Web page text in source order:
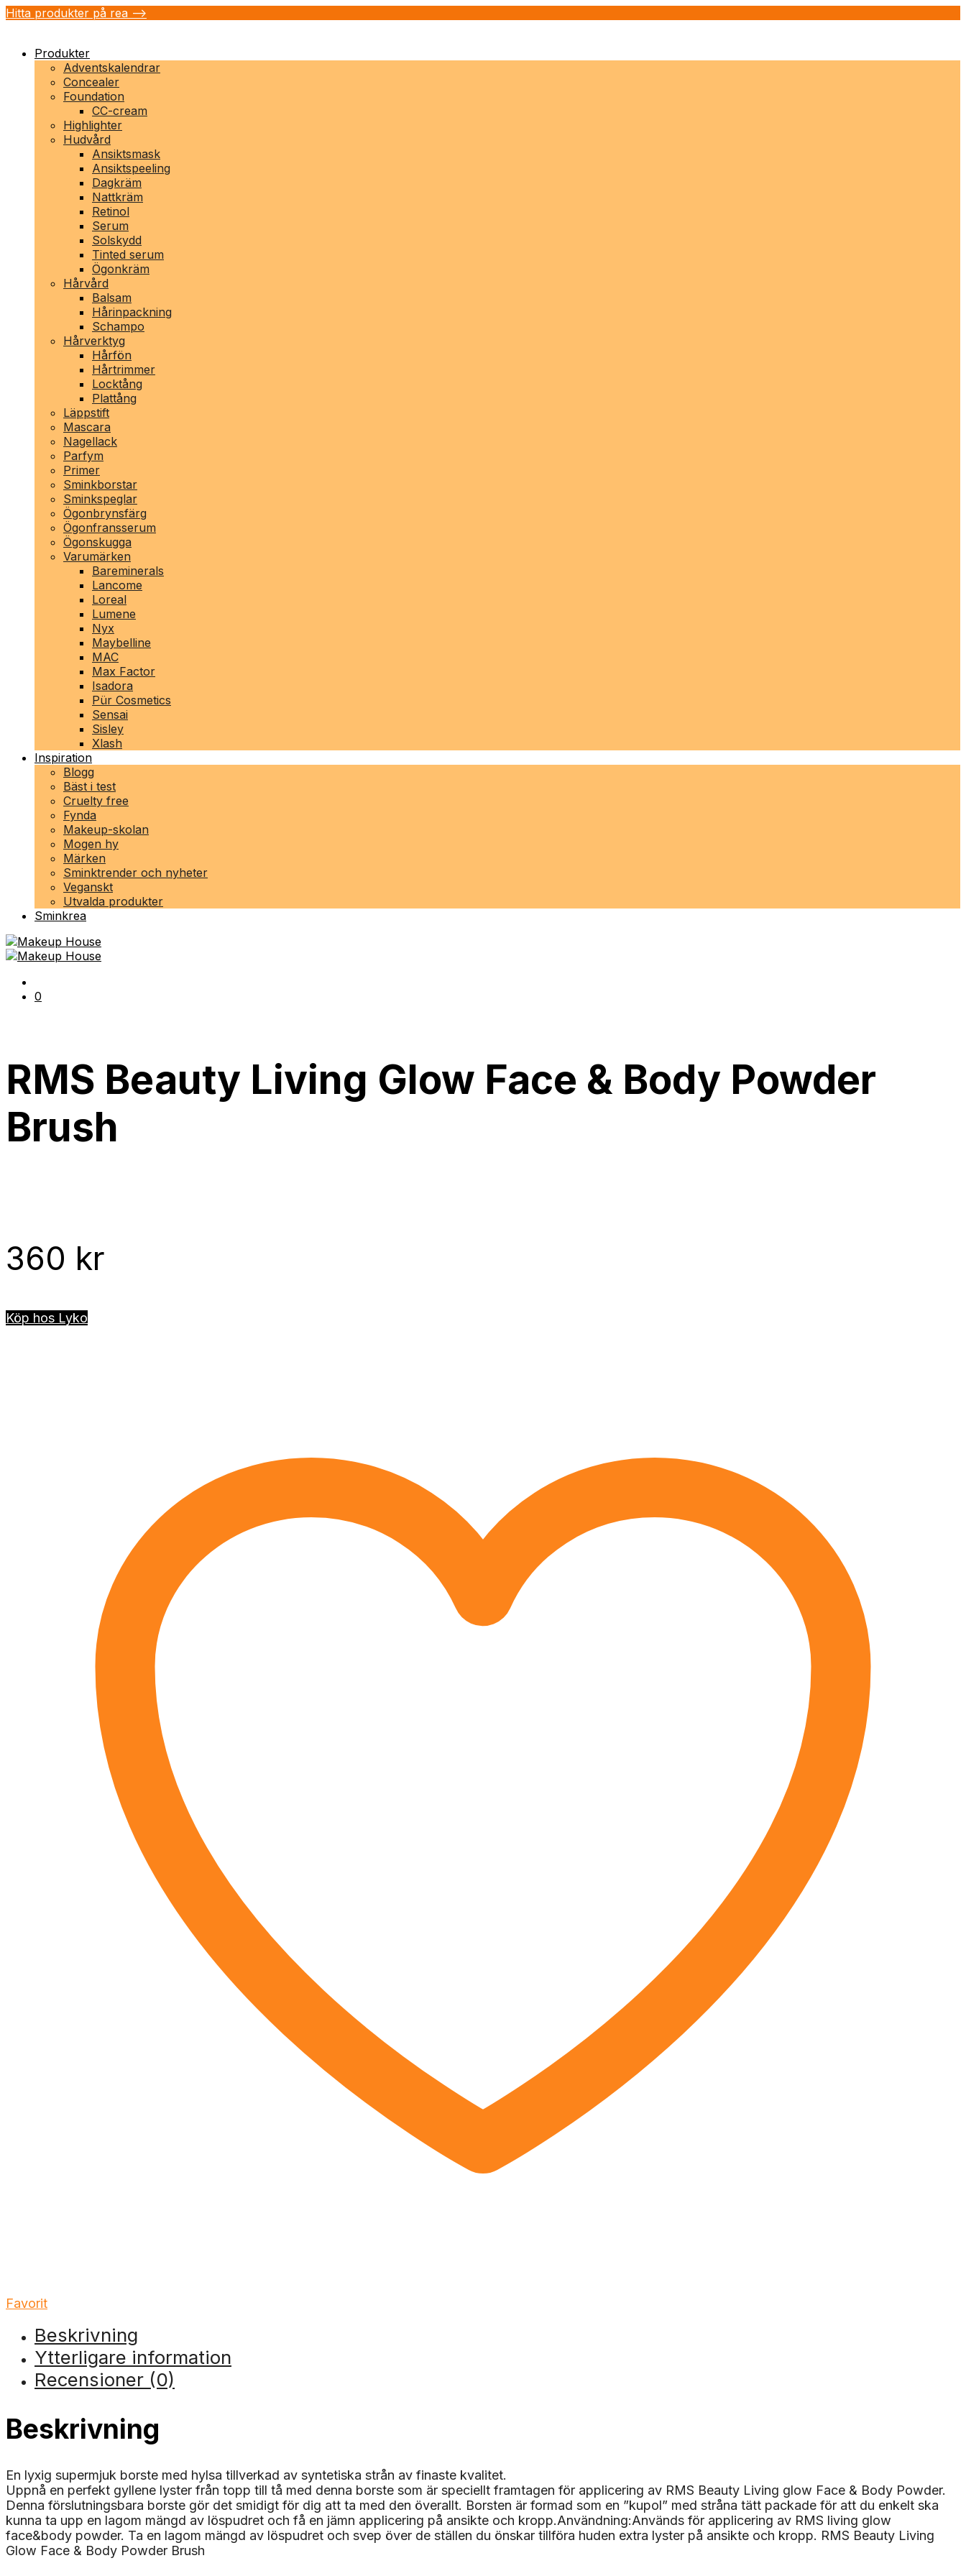
Hitta produkter på rea -->
Produkter
Adventskalendrar
Concealer
Foundation
CC-cream
Highlighter
Hudvård
Ansiktsmask
Ansiktspeeling
Dagkräm
Nattkräm
Retinol
Serum
Solskydd
Tinted serum
Ögonkräm
Hårvård
Balsam
Hårinpackning
Schampo
Hårverktyg
Hårfön
Hårtrimmer
Locktång
Plattång
Läppstift
Mascara
Nagellack
Parfym
Primer
Sminkborstar
Sminkspeglar
Ögonbrynsfärg
Ögonfransserum
Ögonskugga
Varumärken
Bareminerals
Lancome
Loreal
Lumene
Nyx
Maybelline
MAC
Max Factor
Isadora
Pür Cosmetics
Sensai
Sisley
Xlash
Inspiration
Blogg
Bäst i test
Cruelty free
Fynda
Makeup-skolan
Mogen hy
Märken
Sminktrender och nyheter
Veganskt
Utvalda produkter
Sminkrea
0
RMS Beauty Living Glow Face & Body Powder
Brush
360 kr
Köp hos Lyko
Favorit
Beskrivning
Ytterligare information
Recensioner (0)
Beskrivning
En lyxig supermjuk borste med hylsa tillverkad av syntetiska strån av finaste kvalitet.
Uppnå en perfekt gyllene lyster från topp till tå med denna borste som är speciellt framtagen för applicering av RMS Beauty Living glow Face & Body Powder.
Denna förslutningsbara borste gör det smidigt för dig att ta med den överallt. Borsten är formad som en ”kupol” med stråna tätt packade för att du enkelt ska
kunna ta upp en lagom mängd av löspudret och få en jämn applicering på ansikte och kropp.Användning:Används för applicering av RMS living glow
face&body powder. Ta en lagom mängd av löspudret och svep över de ställen du önskar tillföra huden extra lyster på ansikte och kropp. RMS Beauty Living
Glow Face & Body Powder Brush